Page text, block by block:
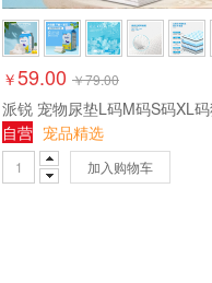
￥59.00 ￥79.00
自营 宠品精选
加入购物车